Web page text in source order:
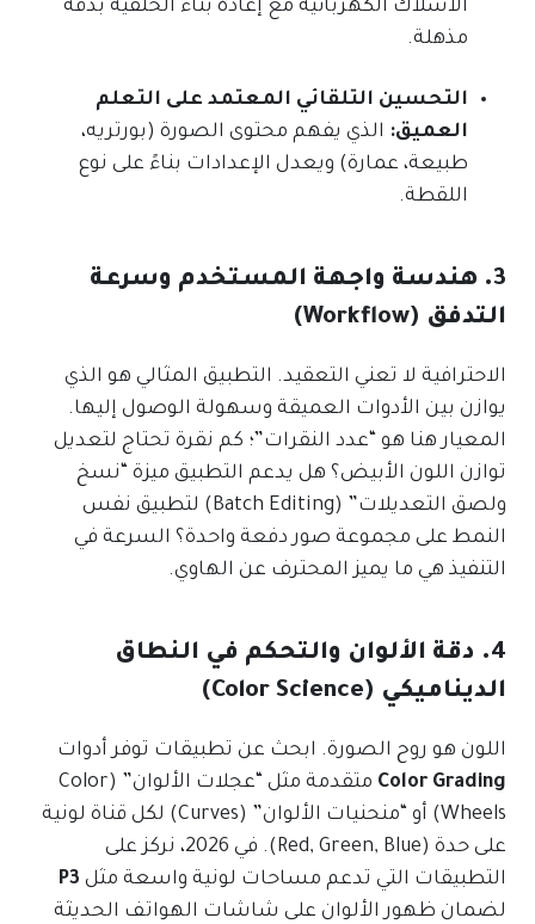
الأسلاك الكهربائية مع إعادة بناء الخلفية بدقة
مذهلة.
التحسين التلقائي المعتمد على التعلم
العميق: الذي يفهم محتوى الصورة (بورتريه،
طبيعة، عمارة) ويعدل الإعدادات بناءً على نوع
اللقطة.
3. هندسة واجهة المستخدم وسرعة
التدفق (Workflow)
الاحترافية لا تعني التعقيد. التطبيق المثالي هو الذي
يوازن بين الأدوات العميقة وسهولة الوصول إليها.
المعيار هنا هو “عدد النقرات”؛ كم نقرة تحتاج لتعديل
توازن اللون الأبيض؟ هل يدعم التطبيق ميزة “نسخ
ولصق التعديلات” (Batch Editing) لتطبيق نفس
النمط على مجموعة صور دفعة واحدة؟ السرعة في
التنفيذ هي ما يميز المحترف عن الهاوي.
4. دقة الألوان والتحكم في النطاق
الديناميكي (Color Science)
اللون هو روح الصورة. ابحث عن تطبيقات توفر أدوات
Color Grading
متقدمة مثل “عجلات الألوان” (Color
Wheels) أو “منحنيات الألوان” (Curves) لكل قناة لونية
على حدة (Red, Green, Blue). في 2026، نركز على
التطبيقات التي تدعم مساحات لونية واسعة مثل P3
لضمان ظهور الألوان على شاشات الهواتف الحديثة